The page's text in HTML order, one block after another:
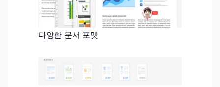
다양한 문서 포맷